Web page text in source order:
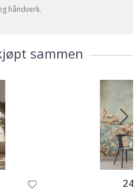
håndverk.
sammen